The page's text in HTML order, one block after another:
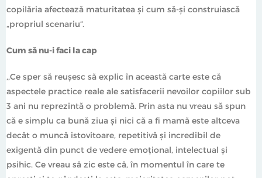
copilăria afectează maturitatea și cum să-și construiască
„propriul scenariu“.
Cum să nu-i faci la cap
,,Ce sper să reușesc să explic în această carte este că
aspectele practice reale ale satisfacerii nevoilor copiilor sub
3 ani nu reprezintă o problemă. Prin asta nu vreau să spun
că e simplu ca bună ziua și nici că a fi mamă este altceva
decât o muncă istovitoare, repetitivă și incredibil de
exigentă din punct de vedere emoțional, intelectual și
psihic. Ce vreau să zic este că, în momentul în care te